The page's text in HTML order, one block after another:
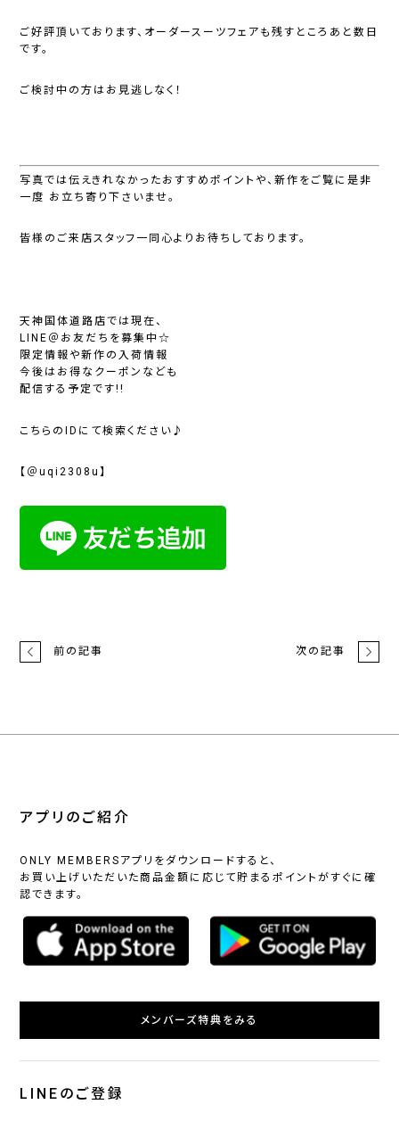
ご好評頂いております、オーダースーツフェアも残すところあと数日
です。
ご検討中の方はお見逃しなく！
写真では伝えきれなかったおすすめポイントや、新作をご覧に是非
一度 お立ち寄り下さいませ。
皆様のご来店スタッフ一同心よりお待ちしております。
天神国体道路店では現在、
LINE＠お友だちを募集中☆
限定情報や新作の入荷情報
今後はお得なクーポンなども
配信する予定です!!
こちらのIDにて検索ください♪
【＠uqi2308u】
前の記事 次の記事
アプリのご紹介
ONLY MEMBERSアプリをダウンロードすると、
お買い上げいただいた商品金額に応じて貯まるポイントがすぐに確
認できます。
メンバーズ特典をみる
LINEのご登録